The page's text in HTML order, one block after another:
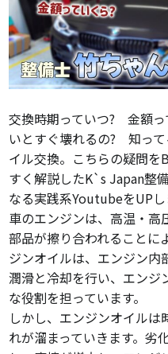
交換時期っていつ? 金額
いとすぐ壊れるの? 知っ
イル交換。こちらの疑問を
すく解説したK`s Japan整
なる実践系YoutubeをUPし
車のエンジンは、高温・高
部品が擦り合われることに
ジンオイルは、エンジン内
潤滑と冷却を行い、エンジ
な役割を担っています。
しかし、エンジンオイル
れが溜まっていきます。劣